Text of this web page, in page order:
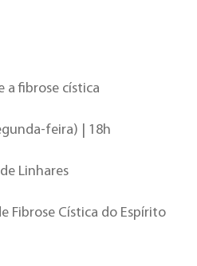
a fibrose cística
feira) | 18h
Linhares
Fibrose Cística do Espírito